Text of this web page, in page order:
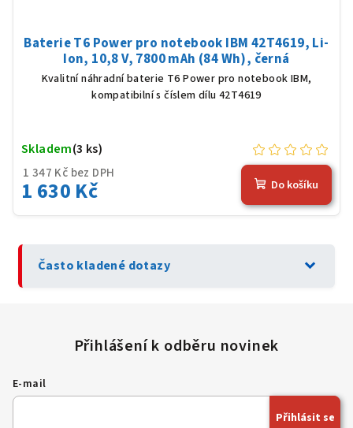
Baterie T6 Power pro notebook IBM 42T4619, Li-
Ion, 10,8 V, 7800 mAh (84 Wh), černá
Kvalitní náhradní baterie T6 Power pro notebook IBM,
kompatibilní s číslem dílu 42T4619
1 347 Kč bez DPH
1 630 Kč
Skladem(3 ks)
Do košíku
Často kladené dotazy expand_more
E-mail
Přihlásit se